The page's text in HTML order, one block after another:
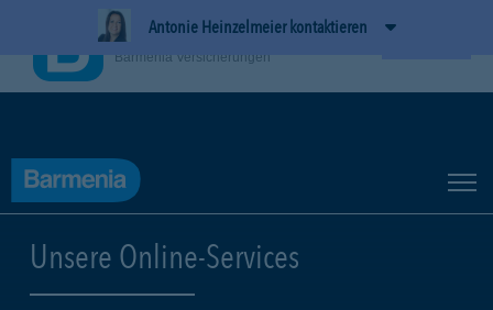
Antonie Heinzelmeier kontaktieren
Unsere Online-Services
BarmeniaApp
Barmenia Versicherungen